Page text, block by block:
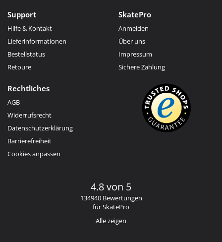
Support
Hilfe & Kontakt
Lieferinformationen
Bestellstatus
Retoure
SkatePro
Anmelden
Über uns
Impressum
Sichere Zahlung
Rechtliches
AGB
Widerrufsrecht
Datenschutzerklärung
Barrierefreiheit
Cookies anpassen
4.8 von 5
134940 Bewertungen
für SkatePro
Alle zeigen